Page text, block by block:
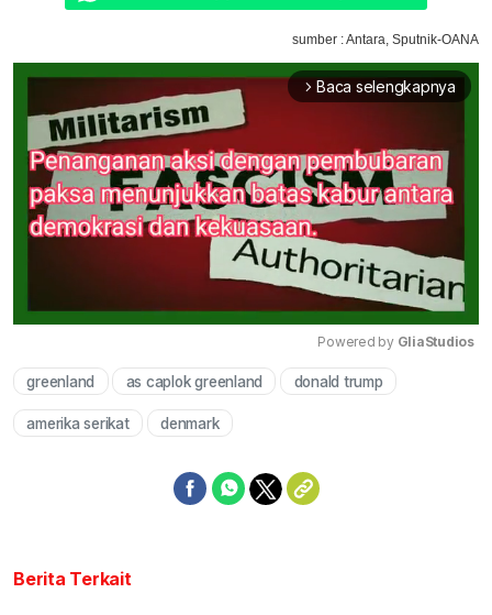
sumber : Antara, Sputnik-OANA
arrow_forward_ios Baca selengkapnya
Powered by GliaStudios
greenland as caplok greenland donald trump
amerika serikat denmark
Berita Terkait